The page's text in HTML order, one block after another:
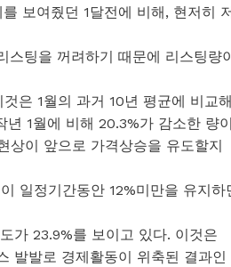
보여줬던 1달전에 비해, 현저히 저
팅을 꺼려하기 때문에 리스팅량이
은 1월의 과거 10년 평균에 비교해
1월에 비해 20.3%가 감소한 량이
이 앞으로 가격상승을 유도할지
일정기간동안 12%미만을 유지하
가 23.9%를 보이고 있다. 이것은
발발로 경제활동이 위축된 결과인